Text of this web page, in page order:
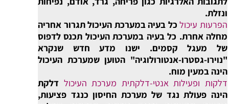
ונזלת.
הפרעות עיכול כל בעיה במערכת העיכול תגרור אחריה
מחלה אחרת. כל בעיה במערכת העיכול תכנס לדפוס
של מעגל קסמים. ישנו מדע חדש שנקרא
"נוירו-גסטרו-אנטורולוגיה" הטוען שמערכת העיכול
הינה במעין מוח.
דלקות ופעילות אנטי-דלקתית מערכת העיכול דלקת
הינה פעולת נגד של מערכת החיסון כנגד פציעות,